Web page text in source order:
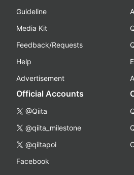
Guideline
Media Kit
Feedback/Requests
Help
Advertisement
Official Accounts
@Qiita
@qiita_milestone
@qiitapoi
Facebook